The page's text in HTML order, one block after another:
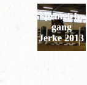
Springlehr
gang
Jerke 2013